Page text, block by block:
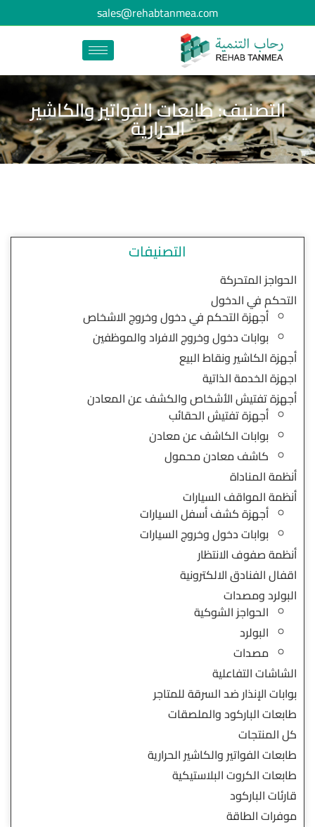
sales@rehabtanmea.com
التصنيف: طابعات الفواتير والكاشير
الحرارية
التصنيفات
الحواجز المتحركة
التحكم في الدخول
أجهزة التحكم في دخول وخروج الاشخاص
بوابات دخول وخروج الافراد والموظفين
أجهزة الكاشير ونقاط البيع
اجهزة الخدمة الذاتية
أجهزة تفتيش الأشخاص والكشف عن المعادن
أجهزة تفتيش الحقائب
بوابات الكاشف عن معادن
كاشف معادن محمول
أنظمة المناداة
أنظمة المواقف السيارات
أجهزة كشف أسفل السيارات
بوابات دخول وخروج السيارات
أنظمة صفوف الانتظار
اقفال الفنادق الالكترونية
البولرد ومصدات
الحواجز الشوكية
البولرد
مصدات
الشاشات التفاعلية
بوابات الإنذار ضد السرقة للمتاجر
طابعات الباركود والملصقات
كل المنتجات
طابعات الفواتير والكاشير الحرارية
طابعات الكروت البلاستيكية
قارئات الباركود
موفرات الطاقة